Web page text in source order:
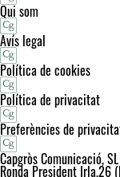
Qui som
Avís legal
Política de cookies
Política de privacitat
Preferències de
Capgròs Comunicació, SL
Ronda President Irla,26